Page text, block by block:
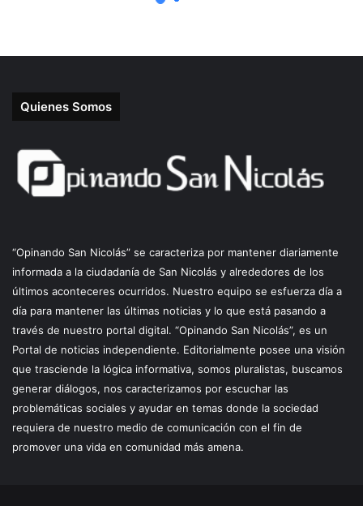
Quienes Somos
“Opinando San Nicolás” se caracteriza por mantener diariamente
informada a la ciudadanía de San Nicolás y alrededores de los
últimos aconteceres ocurridos. Nuestro equipo se esfuerza día a
día para mantener las últimas noticias y lo que está pasando a
través de nuestro portal digital. “Opinando San Nicolás”, es un
Portal de noticias independiente. Editorialmente posee una visión
que trasciende la lógica informativa, somos pluralistas, buscamos
generar diálogos, nos caracterizamos por escuchar las
problemáticas sociales y ayudar en temas donde la sociedad
requiera de nuestro medio de comunicación con el fin de
promover una vida en comunidad más amena.